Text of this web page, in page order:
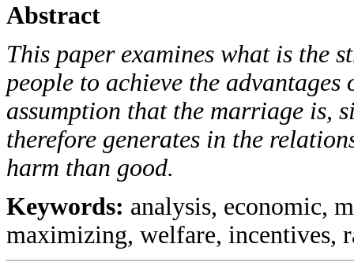
Abstract
This paper examines what is the
people to achieve the
assumption that the marriage is,
therefore generates in the
harm than good.
Keywords: analysis, economic,
maximizing, welfare, incentives,